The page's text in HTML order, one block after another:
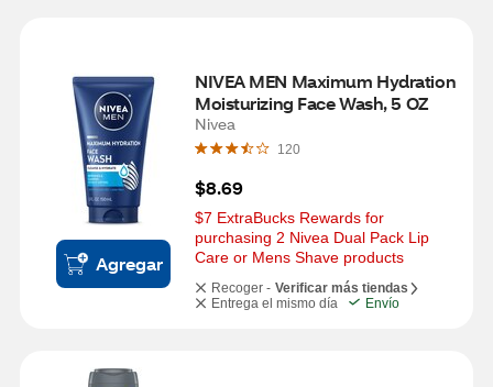
Agregar
NIVEA MEN Maximum Hydration
Moisturizing Face Wash, 5 OZ
Nivea
120
$8.69
$7 ExtraBucks Rewards for
purchasing 2 Nivea Dual Pack Lip
Care or Mens Shave products
Recoger - Verificar más tiendas
Entrega el mismo día
Envío